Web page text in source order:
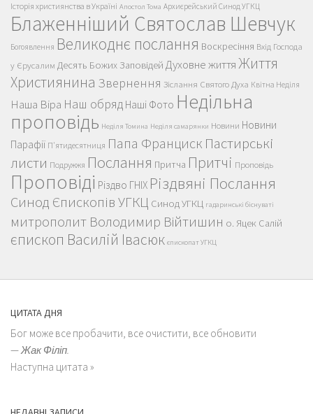
Історія християнства в Україні Апостол Тома Архиєрейський Синод УГКЦ
Блаженніший Святослав Шевчук
Богоявлення Великоднє послання Воскресіння Вхід Господа
у Єрусалим Десять Божих Заповідей Духовне життяЖиття
Християнина Звернення Зіслання Святого Духа Квітна Неділя
Наша Віра Наш обряд Наші Фото Недільна
проповідь Неділя Томина Неділя самарянки Новини Новини
Парафії П'ятидесятниця Папа Франциск Пастирські
листи Подружжя Послання Притча Притчі Проповідь
Проповіді Різдво ГНІХ Різдвяні Послання
Синод Єпископів УГКЦ Синод УГКЦ гадаринські біснуваті
митрополит Володимир Війтишин о. Яцек Салій
єпископ Василій Івасюк єпископат УГКЦ
ЦИТАТА ДНЯ
Бог може все пробачити, все очистити, все обновити
—Жак Філіп.
Наступна цитата »